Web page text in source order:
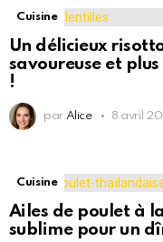
Cuisine
Un délicieux
savoureuse et
!
par Alice 8 avril
Cuisine
Ailes de poulet à
sublime pour un